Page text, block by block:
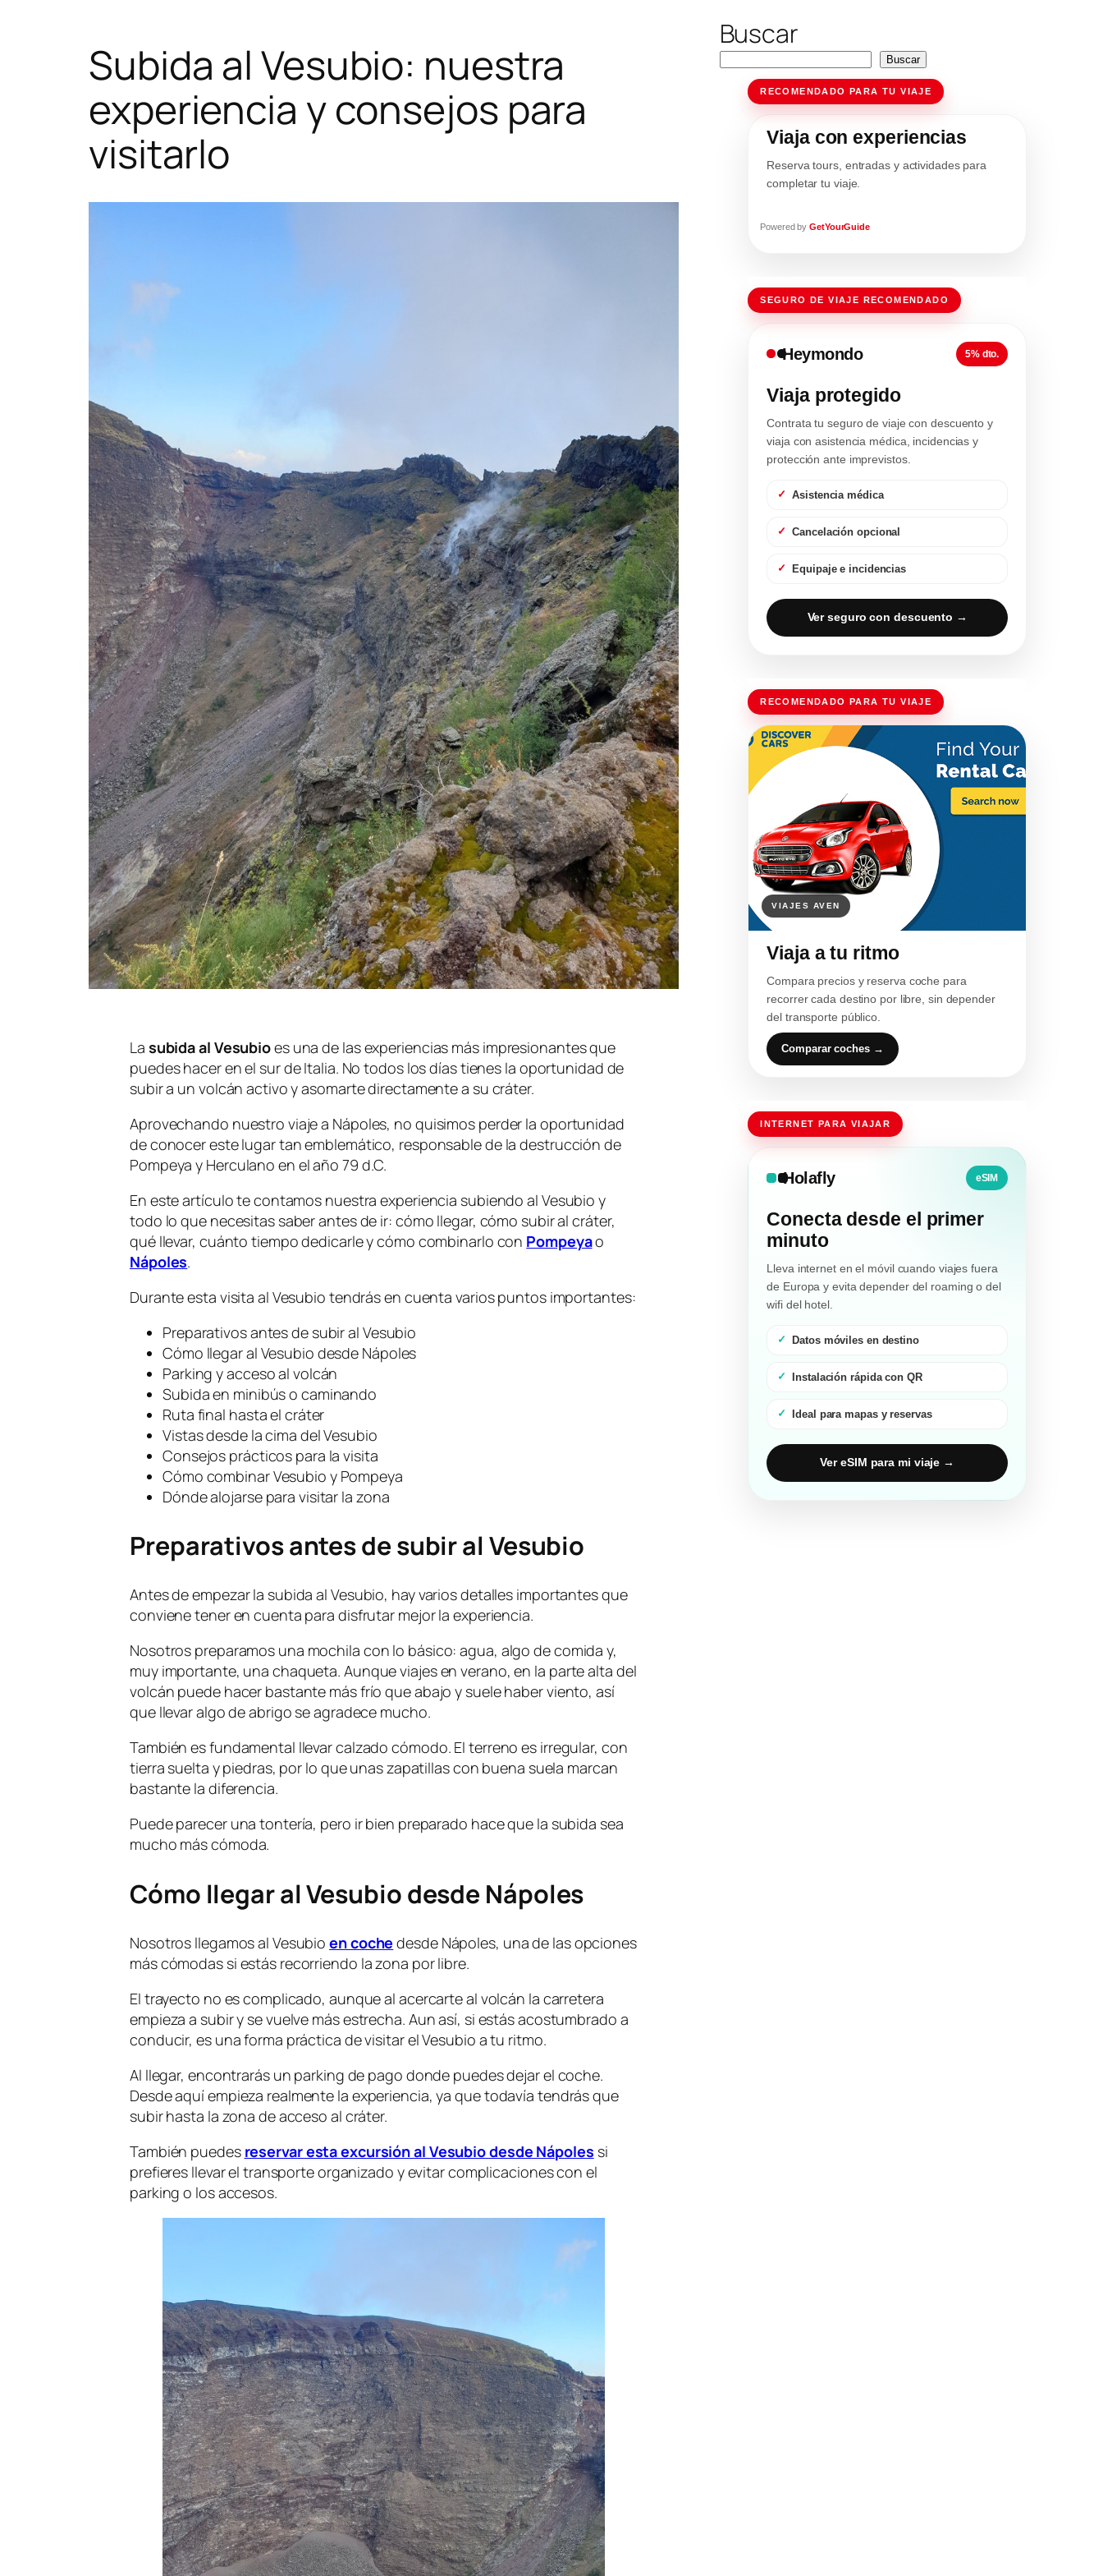
Subida al Vesubio: nuestra
experiencia y consejos para
visitarlo
La subida al Vesubioes una de las experiencias más impresionantes que
puedes hacer en el sur de Italia. No todos los días tienes la oportunidad de
subir a un volcán activo y asomarte directamente a su cráter.
Aprovechando nuestro viaje a Nápoles, no quisimos perder la oportunidad
de conocer este lugar tan emblemático, responsable de la destrucción de
Pompeya y Herculano en el año 79 d.C.
En este artículo te contamos nuestra experiencia subiendo al Vesubio y
todo lo que necesitas saber antes de ir: cómo llegar, cómo subir al cráter,
qué llevar, cuánto tiempo dedicarle y cómo combinarlo con Pompeyao
Nápoles.
Durante esta visita al Vesubio tendrás en cuenta varios puntos importantes:
Preparativos antes de subir al Vesubio
Cómo llegar al Vesubio desde Nápoles
Parking y acceso al volcán
Subida en minibús o caminando
Ruta final hasta el cráter
Vistas desde la cima del Vesubio
Consejos prácticos para la visita
Cómo combinar Vesubio y Pompeya
Dónde alojarse para visitar la zona
Preparativos antes de subir al Vesubio
Antes de empezar la subida al Vesubio, hay varios detalles importantes que
conviene tener en cuenta para disfrutar mejor la experiencia.
Nosotros preparamos una mochila con lo básico: agua, algo de comida y,
muy importante, una chaqueta. Aunque viajes en verano, en la parte alta del
volcán puede hacer bastante más frío que abajo y suele haber viento, así
que llevar algo de abrigo se agradece mucho.
También es fundamental llevar calzado cómodo. El terreno es irregular, con
tierra suelta y piedras, por lo que unas zapatillas con buena suela marcan
bastante la diferencia.
Puede parecer una tontería, pero ir bien preparado hace que la subida sea
mucho más cómoda.
Cómo llegar al Vesubio desde Nápoles
Nosotros llegamos al Vesubioen coche desde Nápoles, una de las opciones
más cómodas si estás recorriendo la zona por libre.
El trayecto no es complicado, aunque al acercarte al volcán la carretera
empieza a subir y se vuelve más estrecha. Aun así, si estás acostumbrado a
conducir, es una forma práctica de visitar el Vesubio a tu ritmo.
Al llegar, encontrarás un parking de pago donde puedes dejar el coche.
Desde aquí empieza realmente la experiencia, ya que todavía tendrás que
subir hasta la zona de acceso al cráter.
También puedes reservar esta excursión al Vesubio desde Nápoles si
prefieres llevar el transporte organizado y evitar complicaciones con el
parking o los accesos.
Buscar
Buscar
RECOMENDADO PARA TU VIAJE
Viaja con experiencias
Reserva tours, entradas y actividades para
completar tu viaje.
Powered byGetYourGuide
SEGURO DE VIAJE RECOMENDADO
Heymondo 5% dto.
Viaja protegido
Contrata tu seguro de viaje con descuento y
viaja con asistencia médica, incidencias y
protección ante imprevistos.
Asistencia médica
Cancelación opcional
Equipaje e incidencias
Ver seguro con descuento →
RECOMENDADO PARA TU VIAJE
Viaja a tu ritmo
Compara precios y reserva coche para
recorrer cada destino por libre, sin depender
del transporte público.
Comparar coches →
INTERNET PARA VIAJAR
Holafly eSIM
Conecta desde el primer
minuto
Lleva internet en el móvil cuando viajes fuera
de Europa y evita depender del roaming o del
wifi del hotel.
Datos móviles en destino
Instalación rápida con QR
Ideal para mapas y reservas
Ver eSIM para mi viaje →